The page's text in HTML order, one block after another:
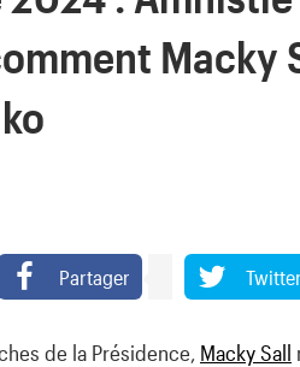
Macky
Partager Twitter
de la Présidence, Macky Sall